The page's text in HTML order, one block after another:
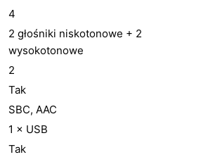
4
2 głośniki niskotonowe + 2
wysokotonowe
2
Tak
SBC, AAC
1 × USB
Tak